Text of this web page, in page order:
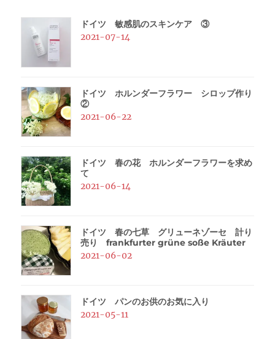
ドイツ 敏感肌のスキンケア ③
2021-07-14
ドイツ ホルンダーフラワー シロップ作り
②
2021-06-22
ドイツ 春の花 ホルンダーフラワーを求め
て
2021-06-14
ドイツ 春の七草 グリューネゾーセ 計り
売り frankfurter grüne soße Kräuter
2021-06-02
ドイツ パンのお供のお気に入り
2021-05-11